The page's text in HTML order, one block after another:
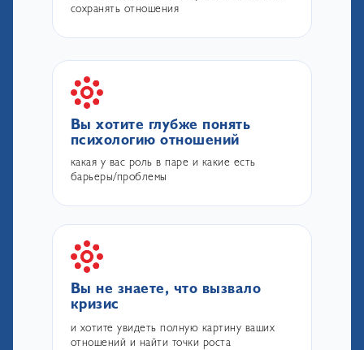
сохранять отношения
какая у вас роль в паре и какие есть
барьеры/проблемы
Вы хотите глубже понять
психологию отношений
и хотите увидеть полную картину ваших
отношений и найти точки роста
Вы не знаете, что вызвало
кризис